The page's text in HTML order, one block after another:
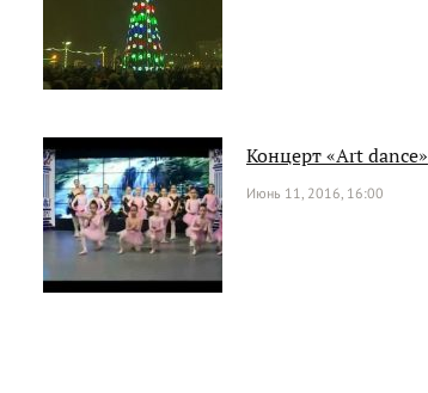
Концерт «Art dance»
Июнь 11, 2016, 16:00